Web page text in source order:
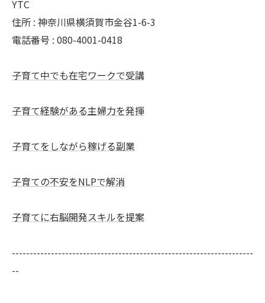
YTC
住所 : 神奈川県横須賀市金谷1-6-3
電話番号 : 080-4001-0418
子育て中でも在宅ワークで受講
子育て経験がある主婦力を発揮
子育てをしながら稼げる副業
子育ての不安をNLPで解消
子育てに右脳開発スキルを提案
--------------------------------------------------------------------
--